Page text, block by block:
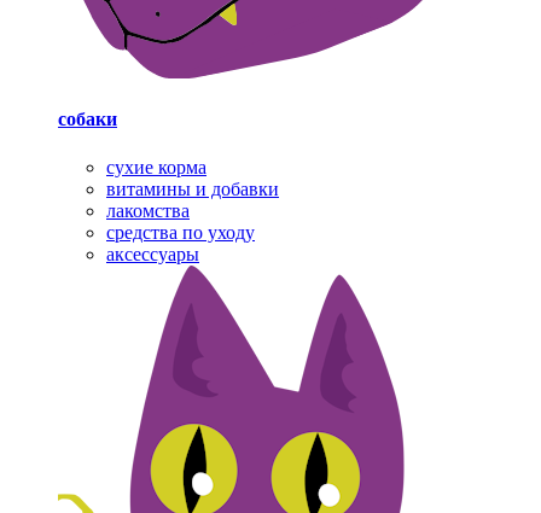
собаки
cухие корма
витамины и добавки
лакомства
средства по уходу
аксессуары